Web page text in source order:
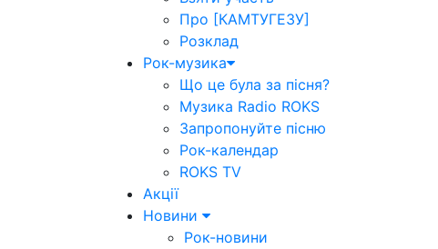
Про [КАМТУГЕЗУ]
Розклад
Рок-музика
Що це була за пісня?
Музика Radio ROKS
Запропонуйте пісню
Рок-календар
ROKS TV
Акції
Новини
Рок-новини